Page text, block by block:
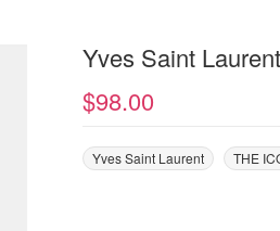
Yves Saint
$98.00
Yves Saint Laurent THE